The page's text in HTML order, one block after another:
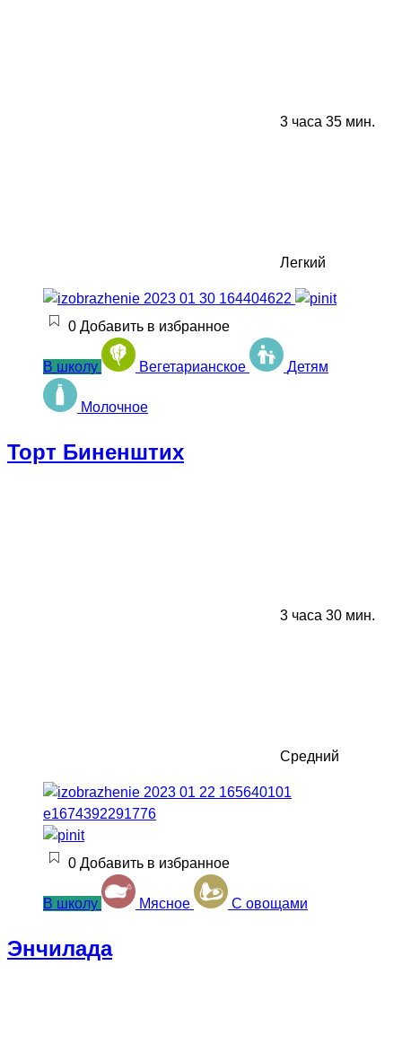
3 часа 35 мин.
Легкий
0 Добавить в избранное
В школу Вегетарианское Детям
Молочное
Торт Биненштих
3 часа 30 мин.
Средний
0 Добавить в избранное
В школу Мясное С овощами
Энчилада